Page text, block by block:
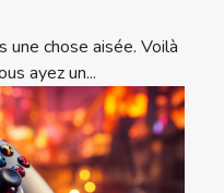
une chose aisée. Voilà
ayez un...